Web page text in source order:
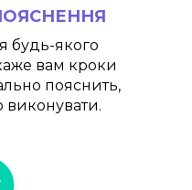
будь-якого
вам кроки
пояснить,
виконувати.